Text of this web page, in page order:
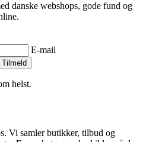
danske webshops, gode fund og
E-mail
Tilmeld
helst.
Vi samler butikker, tilbud og